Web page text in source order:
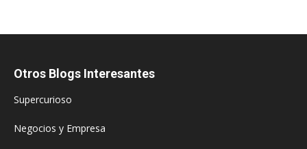
Otros Blogs Interesantes
Supercurioso
Negocios y Empresa